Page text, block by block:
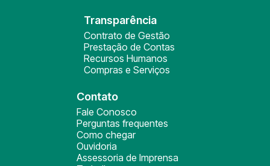
Transparência
Contrato de Gestão
Prestação de Contas
Recursos Humanos
Compras e Serviços
Contato
Fale Conosco
Perguntas frequentes
Como chegar
Ouvidoria
Assessoria de Imprensa